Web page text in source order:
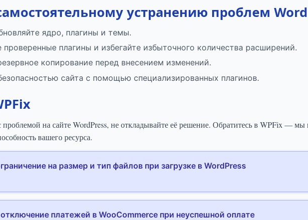
устранению проблем
ядро, плагины и темы.
проверенные плагины и избегайте избыточного количества расширений.
копирование перед внесением изменений.
сайта с помощью специализированных плагинов.
проблемой на сайте WordPress, не откладывайте её решение. Обратитесь в WPFix —
вашего ресурса.
на размер и тип файлов при загрузке в WordPress
платежей в WooCommerce при неуспешной оплате